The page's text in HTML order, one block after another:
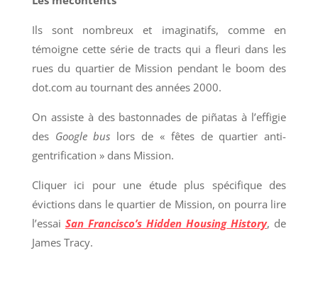
Ils sont nombreux et imaginatifs, comme en
témoigne cette série de tracts qui a fleuri dans les
rues du quartier de Mission pendant le boom des
dot.com au tournant des années 2000.
On assiste à des bastonnades de piñatas à l’effigie
des Google bus lors de « fêtes de quartier anti-
gentrification » dans Mission.
Cliquer ici pour une étude plus spécifique des
évictions dans le quartier de Mission, on pourra lire
l’essai San Francisco’s Hidden Housing History, de
James Tracy.